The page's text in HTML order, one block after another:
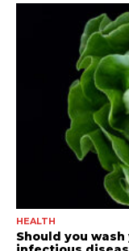
HEALTH
Should you